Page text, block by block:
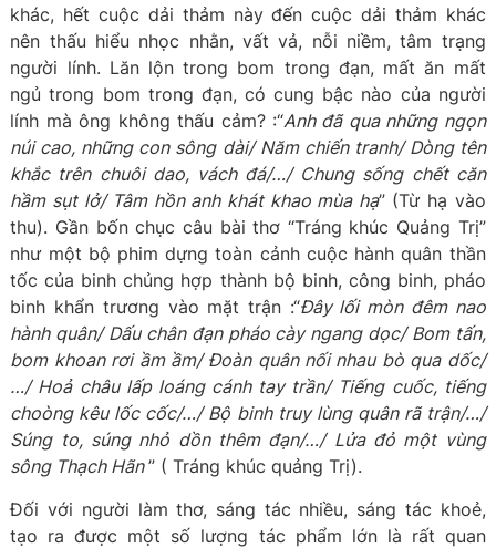
khác, hết cuộc dải thảm này đến cuộc dải thảm khác
nên thấu hiểu nhọc nhằn, vất vả, nỗi niềm, tâm trạng
người lính. Lăn lộn trong bom trong đạn, mất ăn mất
ngủ trong bom trong đạn, có cung bậc nào của người
lính mà ông không thấu cảm? :“Anh đã qua những ngọn
núi cao, những con sông dài/ Năm chiến tranh/ Dòng tên
khắc trên chuôi dao, vách đá/…/ Chung sống chết căn
hầm sụt lở/ Tâm hồn anh khát khao mùa hạ” (Từ hạ vào
thu). Gần bốn chục câu bài thơ “Tráng khúc Quảng Trị”
như một bộ phim dựng toàn cảnh cuộc hành quân thần
tốc của binh chủng hợp thành bộ binh, công binh, pháo
binh khẩn trương vào mặt trận :“Đây lối mòn đêm nao
hành quân/ Dấu chân đạn pháo cày ngang dọc/ Bom tấn,
bom khoan rơi ầm ầm/ Đoàn quân nối nhau bò qua dốc/
…/ Hoả châu lấp loáng cánh tay trần/ Tiếng cuốc, tiếng
choòng kêu lốc cốc/…/ Bộ binh truy lùng quân rã trận/…/
Súng to, súng nhỏ dồn thêm đạn/…/ Lửa đỏ một vùng
sông Thạch Hãn” ( Tráng khúc quảng Trị).
Đối với người làm thơ, sáng tác nhiều, sáng tác khoẻ,
tạo ra được một số lượng tác phẩm lớn là rất quan